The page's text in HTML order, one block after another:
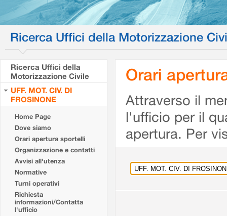
Ricerca Uffici della Motorizzazione
Ricerca Uffici della
Motorizzazione Civile
UFF. MOT. CIV. DI
FROSINONE
Home Page
Dove siamo
Orari apertura sportelli
Organizzazione e contatti
Avvisi all'utenza
Normative
Turni operativi
Richiesta
informazioni/Contatta
l'ufficio
Orari
Attraverso il
l'ufficio per il
apertura. Per